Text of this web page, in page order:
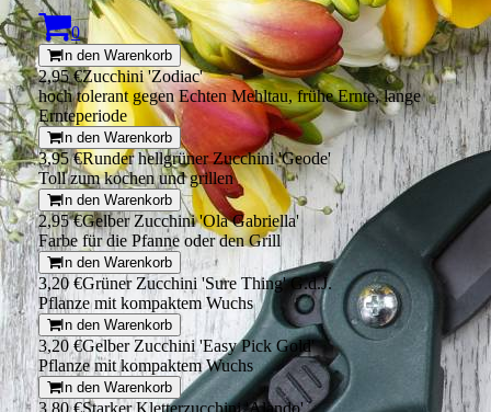
0
In den Warenkorb
2,95 €Zucchini 'Zodiac'
hoch tolerant gegen Echten Mehltau, frühe Ernte, lange
Ernteperiode
In den Warenkorb
3,95 €Runder hellgrüner Zucchini 'Geode'
Toll zum kochen und grillen
In den Warenkorb
2,95 €Gelber Zucchini 'Ola Gabriella'
Farbe für die Pfanne oder den Grill
In den Warenkorb
3,20 €Grüner Zucchini 'Sure Thing' G.d.J.
Pflanze mit kompaktem Wuchs
In den Warenkorb
3,20 €Gelber Zucchini 'Easy Pick Gold'
Pflanze mit kompaktem Wuchs
In den Warenkorb